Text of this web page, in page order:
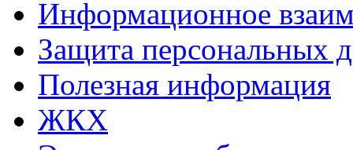
Информационное
Защита персональных
Полезная информация
ЖКХ